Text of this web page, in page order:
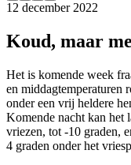
12 december 2022
Koud, maar
Het is komende week
en middagtemperaturen
onder een vrij heldere
Komende nacht kan het
vriezen, tot -10 graden,
4 graden onder het